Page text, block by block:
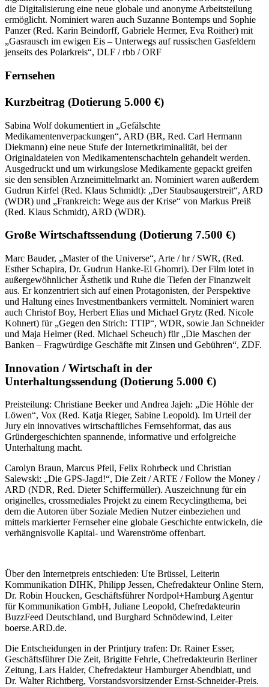
die Digitalisierung eine neue globale und anonyme Arbeitsteilung
ermöglicht. Nominiert waren auch Suzanne Bontemps und Sophie
Panzer (Red. Karin Beindorff, Gabriele Hermer, Eva Roither) mit
„Gasrausch im ewigen Eis – Unterwegs auf russischen Gasfeldern
jenseits des Polarkreis“, DLF / rbb / ORF
Fernsehen
Kurzbeitrag (Dotierung 5.000 €)
Sabina Wolf dokumentiert in „Gefälschte
Medikamentenverpackungen“, ARD (BR, Red. Carl Hermann
Diekmann) eine neue Stufe der Internetkriminalität, bei der
Originaldateien von Medikamentenschachteln gehandelt werden.
Ausgedruckt und um wirkungslose Medikamente gepackt greifen
sie den sensiblen Arzneimittelmarkt an. Nominiert waren außerdem
Gudrun Kirfel (Red. Klaus Schmidt): „Der Staubsaugerstreit“, ARD
(WDR) und „Frankreich: Wege aus der Krise“ von Markus Preiß
(Red. Klaus Schmidt), ARD (WDR).
Große Wirtschaftssendung (Dotierung 7.500 €)
Marc Bauder, „Master of the Universe“, Arte / hr / SWR, (Red.
Esther Schapira, Dr. Gudrun Hanke-El Ghomri). Der Film lotet in
außergewöhnlicher Ästhetik und Ruhe die Tiefen der Finanzwelt
aus. Er konzentriert sich auf einen Protagonisten, der Perspektive
und Haltung eines Investmentbankers vermittelt. Nominiert waren
auch Christof Boy, Herbert Elias und Michael Grytz (Red. Nicole
Kohnert) für „Gegen den Strich: TTIP“, WDR, sowie Jan Schneider
und Maja Helmer (Red. Michael Scheuch) für „Die Maschen der
Banken – Fragwürdige Geschäfte mit Zinsen und Gebühren“, ZDF.
Innovation / Wirtschaft in der
Unterhaltungssendung (Dotierung 5.000 €)
Preisteilung: Christiane Beeker und Andrea Jajeh: „Die Höhle der
Löwen“, Vox (Red. Katja Rieger, Sabine Leopold). Im Urteil der
Jury ein innovatives wirtschaftliches Fernsehformat, das aus
Gründergeschichten spannende, informative und erfolgreiche
Unterhaltung macht.
Carolyn Braun, Marcus Pfeil, Felix Rohrbeck und Christian
Salewski: „Die GPS-Jagd!“, Die Zeit / ARTE / Follow the Money /
ARD (NDR, Red. Dieter Schiffermüller). Auszeichnung für ein
originelles, crossmediales Projekt zu einem Recyclingthema, bei
dem die Autoren über Soziale Medien Nutzer einbeziehen und
mittels markierter Fernseher eine globale Geschichte entwickeln, die
verhängnisvolle Kapital- und Warenströme offenbart.
Über den Internetpreis entschieden: Ute Brüssel, Leiterin
Kommunikation DIHK, Philipp Jessen, Chefredakteur Online Stern,
Dr. Robin Houcken, Geschäftsführer Nordpol+Hamburg Agentur
für Kommunikation GmbH, Juliane Leopold, Chefredakteurin
BuzzFeed Deutschland, und Burghard Schnödewind, Leiter
boerse.ARD.de.
Die Entscheidungen in der Printjury trafen: Dr. Rainer Esser,
Geschäftsführer Die Zeit, Brigitte Fehrle, Chefredakteurin Berliner
Zeitung, Lars Haider, Chefredakteur Hamburger Abendblatt, und
Dr. Walter Richtberg, Vorstandsvorsitzender Ernst-Schneider-Preis.